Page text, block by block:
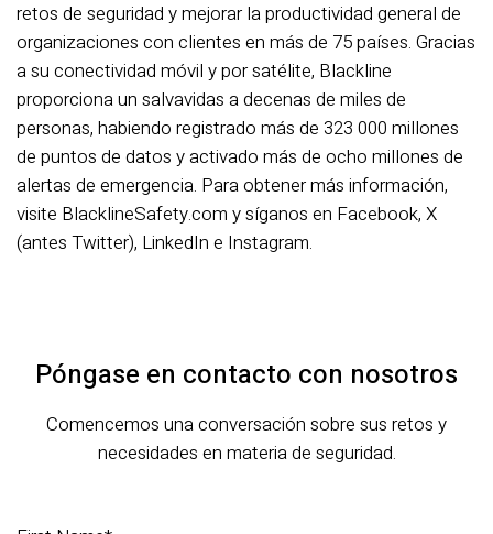
retos de seguridad y mejorar la productividad general de
organizaciones con clientes en más de 75 países. Gracias
a su conectividad móvil y por satélite, Blackline
proporciona un salvavidas a decenas de miles de
personas, habiendo registrado más de 323 000 millones
de puntos de datos y activado más de ocho millones de
alertas de emergencia. Para obtener más información,
visite BlacklineSafety.com y síganos en Facebook, X
(antes Twitter), LinkedIn e Instagram.
Póngase en contacto con nosotros
Comencemos una conversación sobre sus retos y
necesidades en materia de seguridad.